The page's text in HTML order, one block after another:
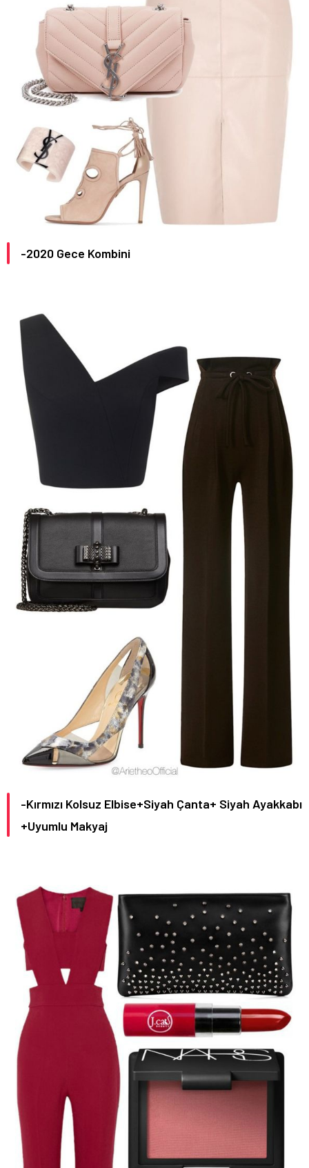
-2020 Gece Kombini
-Kırmızı Kolsuz Elbise+Siyah Çanta+ Siyah Ayakkabı
+Uyumlu Makyaj